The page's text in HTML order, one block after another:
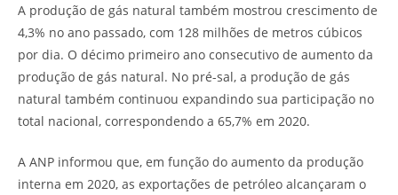
A produção de gás natural também mostrou crescimento de
4,3% no ano passado, com 128 milhões de metros cúbicos
por dia. O décimo primeiro ano consecutivo de aumento da
produção de gás natural. No pré-sal, a produção de gás
natural também continuou expandindo sua participação no
total nacional, correspondendo a 65,7% em 2020.
A ANP informou que, em função do aumento da produção
interna em 2020, as exportações de petróleo alcançaram o